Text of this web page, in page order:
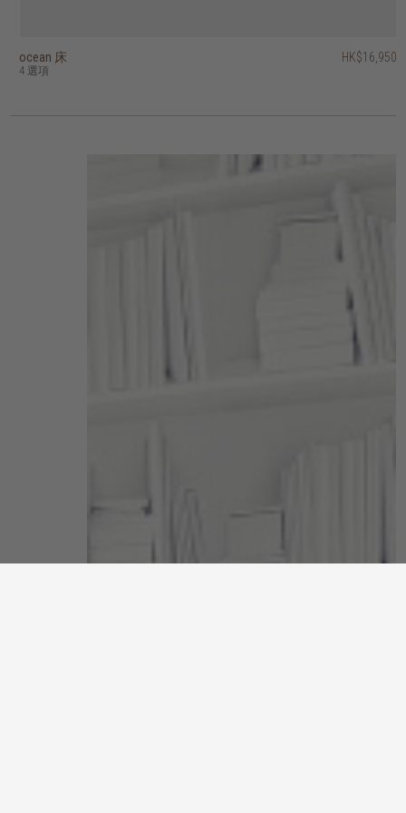
ocean 床
4 選項
HK$16,950
amor 床
4 選項
HK$15,450
circa17 床 - 四抽屜，布布床頭板
7 選項
HK$37,950
fundamentals 床
5 選項
HK$12,950
decker II 床 - 兩抽屜
3 選項
HK$26,950
outline 床
4 選項
HK$19,450
vintage 床
6 選項
HK$9,950
crescent 床
3 選項
HK$15,450
pure and simple 床下抽屜
2 選項
HK$3,450
eden 床
4 選項
HK$23,950